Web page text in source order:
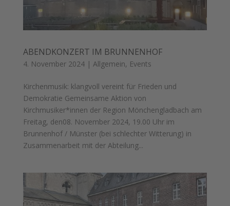
ABENDKONZERT IM BRUNNENHOF
4. November 2024| Allgemein, Events
Kirchenmusik: klangvoll vereint für Frieden und
Demokratie Gemeinsame Aktion von
Kirchmusiker*innen der Region Mönchengladbach am
Freitag, den08. November 2024, 19.00 Uhr im
Brunnenhof / Münster (bei schlechter Witterung) in
Zusammenarbeit mit der Abteilung...